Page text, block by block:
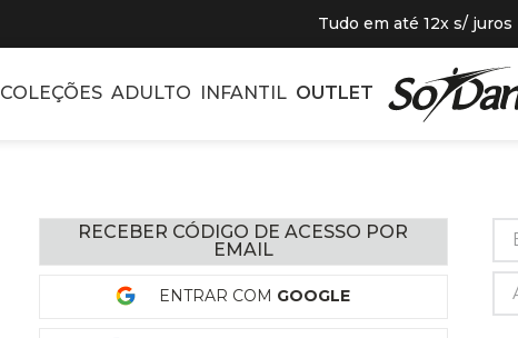
Tudo em até 12x s/ juros
COLEÇÕES ADULTO INFANTIL OUTLET
RECEBER CÓDIGO DE ACESSO POR
EMAIL
ENTRAR COM GOOGLE